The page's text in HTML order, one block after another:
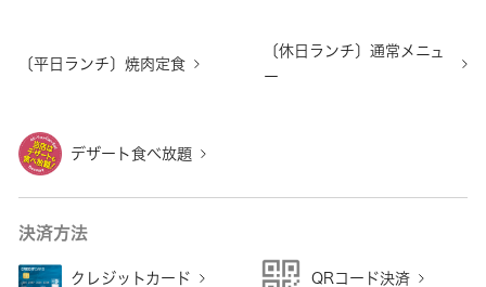
〔平日ランチ〕焼肉定食
〔休日ランチ〕通常メニュ
ー
デザート食べ放題
決済方法
クレジットカード QRコード決済